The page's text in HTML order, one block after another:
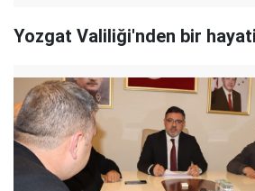
Yozgat Valiliği'nden bir